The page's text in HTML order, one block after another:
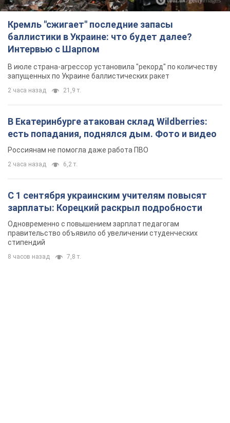
В Екатеринбурге атакован склад Wildberries:
есть попадания, поднялся дым. Фото и видео
Россиянам не помогла даже работа ПВО
2 часа назад
С 1 сентября украинским учителям повысят
зарплаты: Корецкий раскрыл подробности
Одновременно с повышением зарплат педагогам
правительство объявило об увеличении студенческих
8 часов назад 7,8 т.